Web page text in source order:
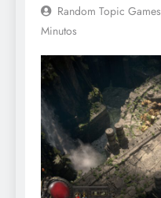
Random Topic Games
Minutos